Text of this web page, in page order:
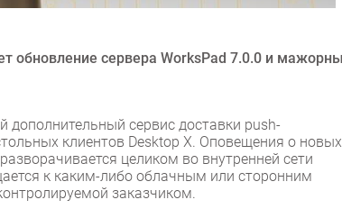
обновление сервера WorksPad 7.0.0 и
дополнительный сервис доставки push-
клиентов Desktop X. Оповещения о новых
целиком во внутренней сети
к каким-либо облачным или сторонним
заказчиком.